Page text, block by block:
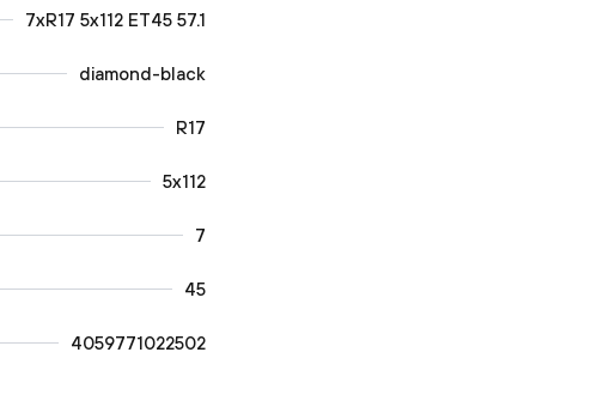
7xR17 5x112 ET45 57.1
diamond-black
R17
5x112
7
45
4059771022502